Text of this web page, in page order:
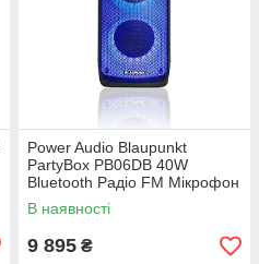
Power Audio Blaupunkt
PartyBox PB06DB 40W
Bluetooth Радіо FM Мікрофон
Караоке Чорний
В наявності
9 895 ₴